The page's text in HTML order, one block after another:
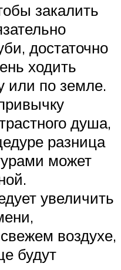
закалить
достаточно
ходить
или по земле.
душа,
разница
может
увеличить
воздухе,
будут